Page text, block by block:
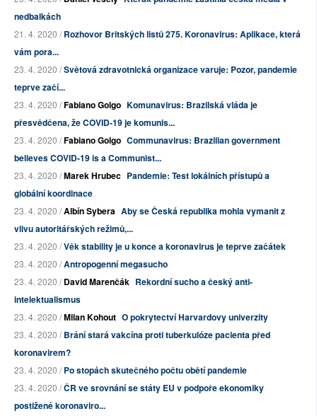
nedbalkách
21. 4. 2020 /Rozhovor Britských listů 275. Koronavirus: Aplikace, která
vám pora...
23. 4. 2020 /Světová zdravotnická organizace varuje: Pozor, pandemie
teprve začí...
23. 4. 2020 /Fabiano Golgo Komunavirus: Brazilská vláda je
přesvědčena, že COVID-19 je komunis...
23. 4. 2020 /Fabiano Golgo Communavirus: Brazilian government
believes COVID-19 is a Communist...
23. 4. 2020 /Marek Hrubec Pandemie: Test lokálních přístupů a
globální koordinace
23. 4. 2020 /Albín Sybera Aby se Česká republika mohla vymanit z
vlivu autoritářských režimů,...
23. 4. 2020 /Věk stability je u konce a koronavirus je teprve začátek
23. 4. 2020 /Antropogenní megasucho
23. 4. 2020 /David Marenčák Rekordní sucho a český anti-
intelektualismus
23. 4. 2020 /Milan Kohout O pokrytectví Harvardovy univerzity
23. 4. 2020 /Brání stará vakcína proti tuberkulóze pacienta před
koronavirem?
23. 4. 2020 /Po stopách skutečného počtu obětí pandemie
23. 4. 2020 /ČR ve srovnání se státy EU v podpoře ekonomiky
postižené koronaviro...